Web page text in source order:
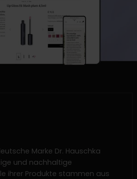
Marke Dr. Hauschka
und nachhaltige
ihrer Produkte stammen aus